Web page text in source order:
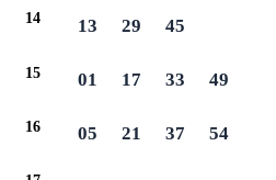
14 13 29 45
15 01 17 33 49
16 05 21 37 54